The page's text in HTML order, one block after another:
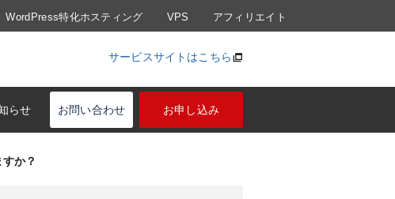
WordPress特化ホスティング VPS アフィリエイト
サービスサイトはこちら
らせ お問い合わせ お申し込み
か？